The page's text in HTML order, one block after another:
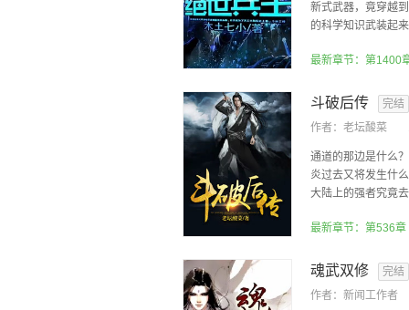
新式武器，竟穿越
的科学知识武装起
最新章节：第1400
斗破后传
完结
作者： 老坛酸菜
通道的那边是什么
炎过去又将发生什
大陆上的强者究竟
魂武双修
完结
作者： 新闻工作者